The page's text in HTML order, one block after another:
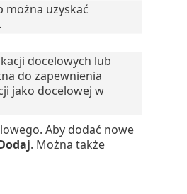
można uzyskać
docelowych lub
do zapewnienia
jako docelowej w
Aby dodać nowe
. Można także